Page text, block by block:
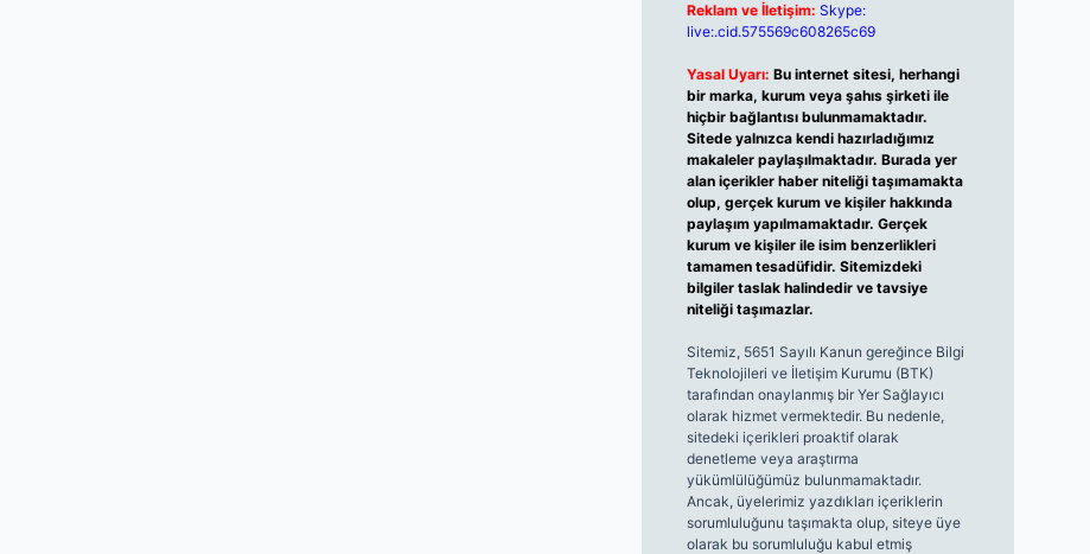
Reklam ve İletişim: Skype:
live:.cid.575569c608265c69
Yasal Uyarı: Bu internet sitesi, herhangi
bir marka, kurum veya şahıs şirketi ile
hiçbir bağlantısı bulunmamaktadır.
Sitede yalnızca kendi hazırladığımız
makaleler paylaşılmaktadır. Burada yer
alan içerikler haber niteliği taşımamakta
olup, gerçek kurum ve kişiler hakkında
paylaşım yapılmamaktadır. Gerçek
kurum ve kişiler ile isim benzerlikleri
tamamen tesadüfidir. Sitemizdeki
bilgiler taslak halindedir ve tavsiye
niteliği taşımazlar.
Sitemiz, 5651 Sayılı Kanun gereğince Bilgi
Teknolojileri ve İletişim Kurumu (BTK)
tarafından onaylanmış bir Yer Sağlayıcı
olarak hizmet vermektedir. Bu nedenle,
sitedeki içerikleri proaktif olarak
denetleme veya araştırma
yükümlülüğümüz bulunmamaktadır.
Ancak, üyelerimiz yazdıkları içeriklerin
sorumluluğunu taşımakta olup, siteye üye
olarak bu sorumluluğu kabul etmiş